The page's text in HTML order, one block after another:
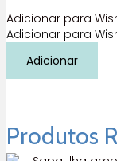
Adicionar para
Adicionar para
Areia
1kg
Tuban
Adicionar
Produtos